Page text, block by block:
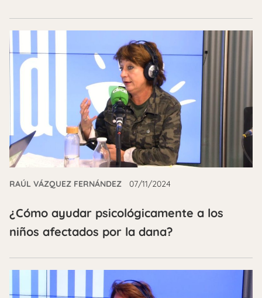
RAÚL VÁZQUEZ FERNÁNDEZ 07/11/2024
¿Cómo ayudar psicológicamente a los
niños afectados por la dana?